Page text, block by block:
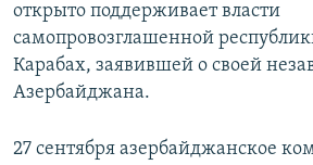
открыто поддерживает власти
самопровозглашенной
Карабах, заявившей о своей
Азербайджана.
27 сентября азербайджанское